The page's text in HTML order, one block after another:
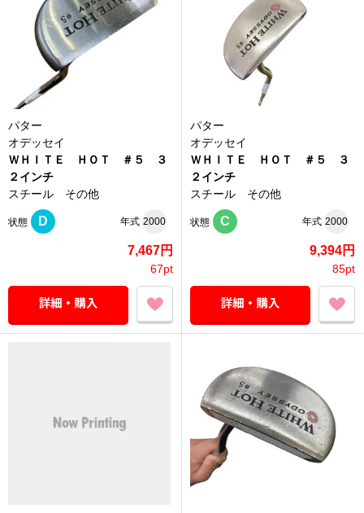
パター
オデッセイ
ＷＨＩＴＥ ＨＯＴ ＃５ ３
２インチ
スチール その他
状態 D 年式 2000
7,467円
67pt
パター
オデッセイ
ＷＨＩＴＥ ＨＯＴ ＃５ ３
２インチ
スチール その他
状態 C 年式 2000
9,394円
85pt